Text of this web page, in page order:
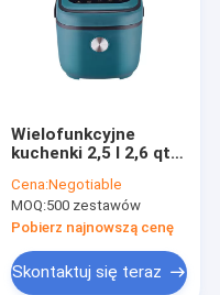
Wielofunkcyjne
kuchenki 2,5 l 2,6 qt
do 3 osób Typ
mikrokomputera
Cena:Negotiable
MOQ:500 zestawów
Pobierz najnowszą cenę
Skontaktuj się teraz